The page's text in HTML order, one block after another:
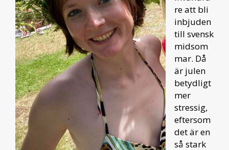
re att bli
inbjuden
till svensk
midsom
mar. Då
är julen
betydligt
mer
stressig,
eftersom
det är en
så stark